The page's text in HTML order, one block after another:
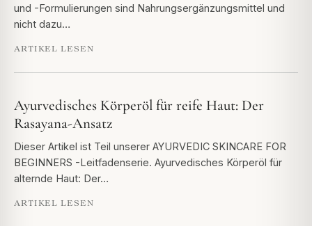
und -Formulierungen sind Nahrungsergänzungsmittel und
nicht dazu…
ARTIKEL LESEN
Ayurvedisches Körperöl für reife Haut: Der
Rasayana-Ansatz
Dieser Artikel ist Teil unserer AYURVEDIC SKINCARE FOR
BEGINNERS -Leitfadenserie. Ayurvedisches Körperöl für
alternde Haut: Der…
ARTIKEL LESEN